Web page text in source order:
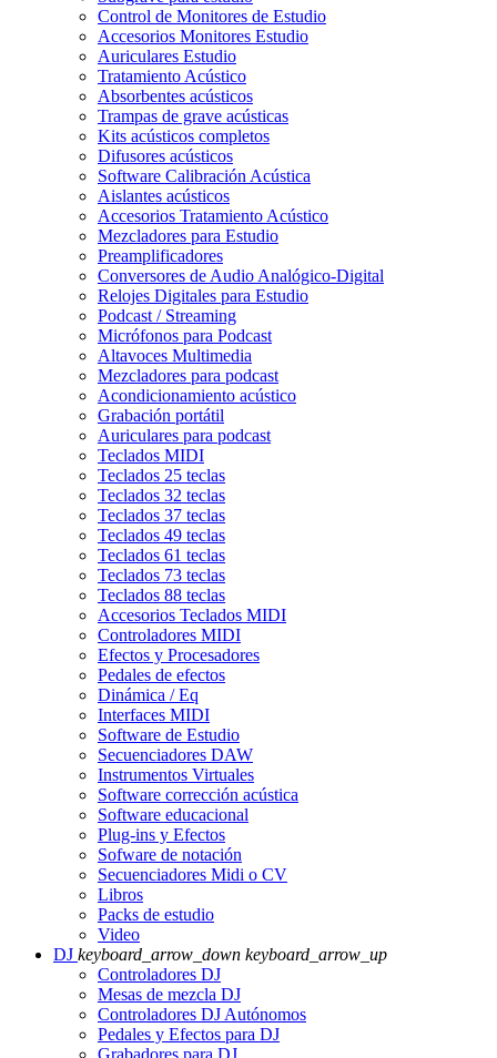
Control de Monitores de Estudio
Accesorios Monitores Estudio
Auriculares Estudio
Tratamiento Acústico
Absorbentes acústicos
Trampas de grave acústicas
Kits acústicos completos
Difusores acústicos
Software Calibración Acústica
Aislantes acústicos
Accesorios Tratamiento Acústico
Mezcladores para Estudio
Preamplificadores
Conversores de Audio Analógico-Digital
Relojes Digitales para Estudio
Podcast / Streaming
Micrófonos para Podcast
Altavoces Multimedia
Mezcladores para podcast
Acondicionamiento acústico
Grabación portátil
Auriculares para podcast
Teclados MIDI
Teclados 25 teclas
Teclados 32 teclas
Teclados 37 teclas
Teclados 49 teclas
Teclados 61 teclas
Teclados 73 teclas
Teclados 88 teclas
Accesorios Teclados MIDI
Controladores MIDI
Efectos y Procesadores
Pedales de efectos
Dinámica / Eq
Interfaces MIDI
Software de Estudio
Secuenciadores DAW
Instrumentos Virtuales
Software corrección acústica
Software educacional
Plug-ins y Efectos
Sofware de notación
Secuenciadores Midi o CV
Libros
Packs de estudio
Video
DJ keyboard_arrow_down keyboard_arrow_up
Controladores DJ
Mesas de mezcla DJ
Controladores DJ Autónomos
Pedales y Efectos para DJ
Grabadores para DJ